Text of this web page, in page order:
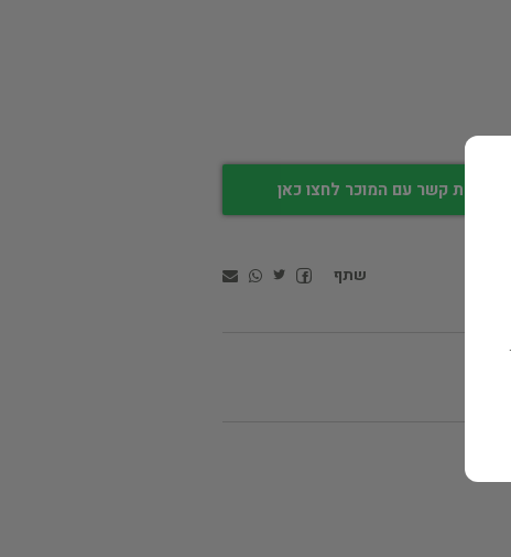
ליצירת קשר עם המוכר לחצו כאן
שתף